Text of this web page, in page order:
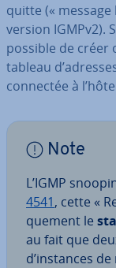
quitte («
version IGMPv2).
possible de créer
tableau
connectée à
Note
L’IGMP
4541, cette «
que­ment le
au fait que
d’instances